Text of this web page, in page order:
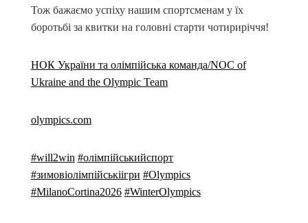
Тож бажаємо успіху нашим спортсменам у їх
боротьбі за квитки на головні старти чотириріччя!
НОК України та олімпійська команда/NOC of
Ukraine and the Olympic Team
olympics.com
#will2win #олімпійськийспорт
#зимовіолімпійськіігри #Olympics
#MilanoCortina2026 #WinterOlympics